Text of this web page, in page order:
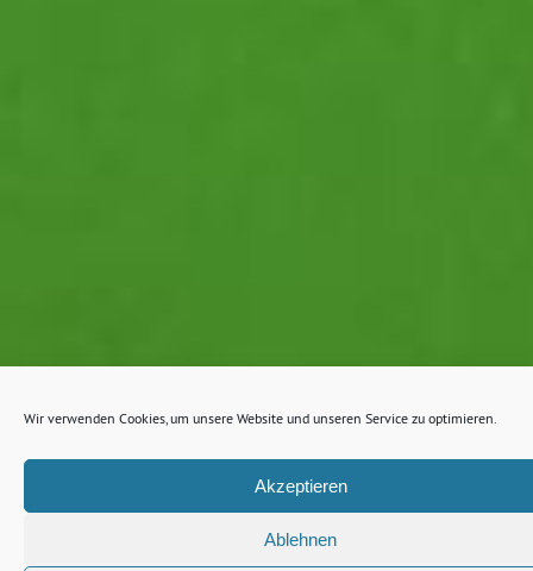
Wir verwenden Cookies, um unsere Website und unseren Service zu optimieren.
Akzeptieren
Ablehnen